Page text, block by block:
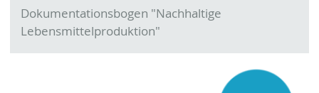
Dokumentationsbogen "Nachhaltige
Lebensmittelproduktion"